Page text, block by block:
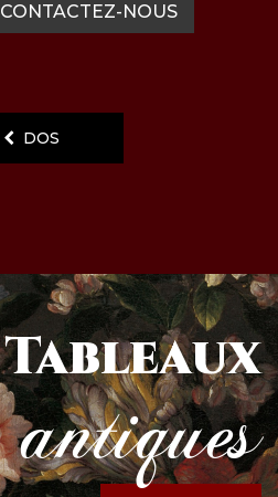
CONTACTEZ-NOUS
DOS
Tableaux
antiques